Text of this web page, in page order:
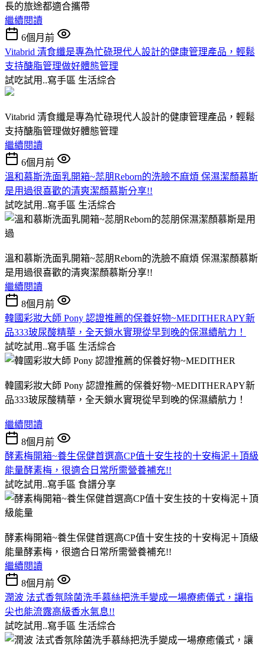
長的旅途都適合攜帶
繼續閱讀
6個月前
Vitabrid 清食纖是專為忙碌現代人設計的健康管理產品，輕鬆
支持醣脂管理做好體態管理
試吃試用..寫手區 生活綜合
Vitabrid 清食纖是專為忙碌現代人設計的健康管理產品，輕鬆
支持醣脂管理做好體態管理
繼續閱讀
6個月前
溫和慕斯洗面乳開箱~蕊朋Reborn的洗臉不麻煩 保濕潔顏慕斯
是用過很喜歡的清爽潔顏慕斯分享!!
試吃試用..寫手區 生活綜合
溫和慕斯洗面乳開箱~蕊朋Reborn的洗臉不麻煩 保濕潔顏慕斯
是用過很喜歡的清爽潔顏慕斯分享!!
繼續閱讀
8個月前
韓國彩妝大師 Pony 認證推薦的保養好物~MEDITHERAPY新
品333玻尿酸精華，全天鎖水實現從早到晚的保濕續航力！
試吃試用..寫手區 生活綜合
韓國彩妝大師 Pony 認證推薦的保養好物~MEDITHERAPY新
品333玻尿酸精華，全天鎖水實現從早到晚的保濕續航力！
繼續閱讀
8個月前
酵素梅開箱~養生保健首選高CP值十安生技的十安梅泥＋頂級
能量酵素梅，很適合日常所需營養補充!!
試吃試用..寫手區 食譜分享
酵素梅開箱~養生保健首選高CP值十安生技的十安梅泥＋頂級
能量酵素梅，很適合日常所需營養補充!!
繼續閱讀
8個月前
潤波 法式香氛除菌洗手慕絲把洗手變成一場療癒儀式，讓指
尖也能流露高級香水氣息!!
試吃試用..寫手區 生活綜合